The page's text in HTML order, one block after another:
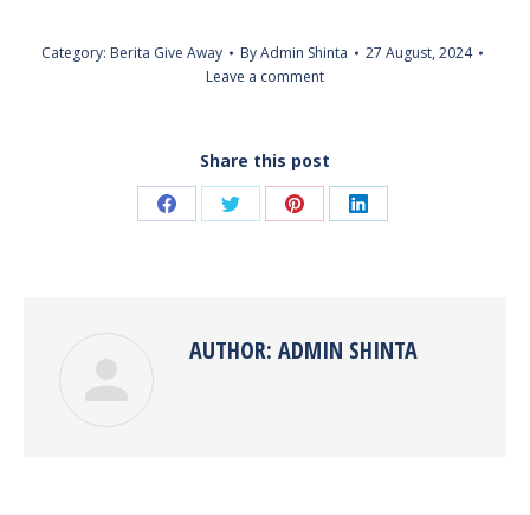
Category: Berita Give Away ByAdmin Shinta
27 August, 2024
Leave a comment
Share this post
Share Share Share Share
AUTHOR: ADMIN SHINTA